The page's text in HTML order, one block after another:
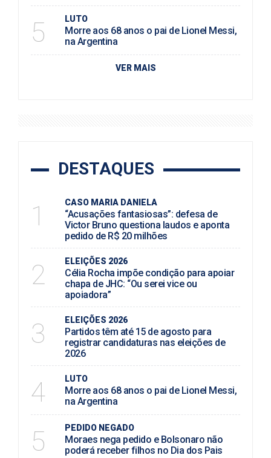
5 LUTO
Morre aos 68 anos o pai de Lionel Messi,
na Argentina
VER MAIS
DESTAQUES
1 CASO MARIA DANIELA
“Acusações fantasiosas”: defesa de
Victor Bruno questiona laudos e aponta
pedido de R$ 20 milhões
2 ELEIÇÕES 2026
Célia Rocha impõe condição para apoiar
chapa de JHC: “Ou serei vice ou
apoiadora”
3 ELEIÇÕES 2026
Partidos têm até 15 de agosto para
registrar candidaturas nas eleições de
2026
4 LUTO
Morre aos 68 anos o pai de Lionel Messi,
na Argentina
5 PEDIDO NEGADO
Moraes nega pedido e Bolsonaro não
poderá receber filhos no Dia dos Pais